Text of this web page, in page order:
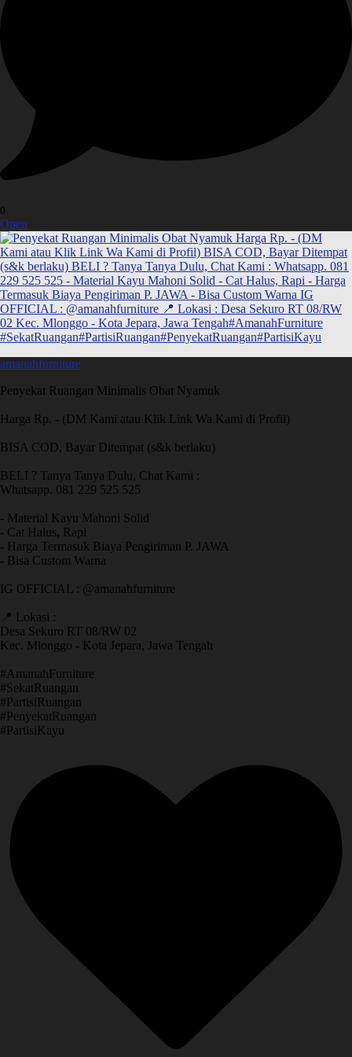
0
Open
amanahfurniture
Penyekat Ruangan Minimalis Obat Nyamuk
Harga Rp. - (DM Kami atau Klik Link Wa Kami di Profil)
BISA COD, Bayar Ditempat (s&k berlaku)
BELI ? Tanya Tanya Dulu, Chat Kami :
Whatsapp. 081 229 525 525
- Material Kayu Mahoni Solid
- Cat Halus, Rapi
- Harga Termasuk Biaya Pengiriman P. JAWA
- Bisa Custom Warna
IG OFFICIAL : @amanahfurniture
📍 Lokasi :
Desa Sekuro RT 08/RW 02
Kec. Mlonggo - Kota Jepara, Jawa Tengah
​#AmanahFurniture
​#SekatRuangan
​#PartisiRuangan
​#PenyekatRuangan
​#PartisiKayu